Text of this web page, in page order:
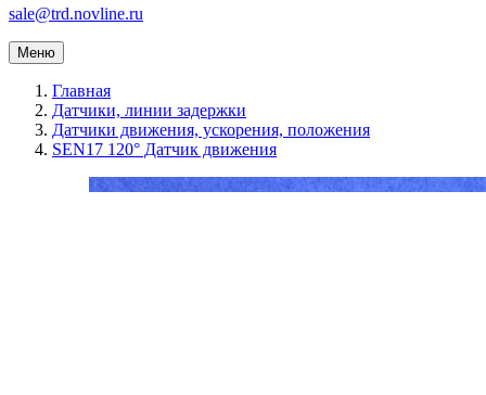
sale@trd.novline.ru
Меню
Главная
Датчики, линии задержки
Датчики движения, ускорения, положения
SEN17 120° Датчик движения